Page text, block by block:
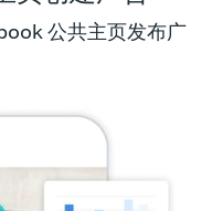
公共主页发布广